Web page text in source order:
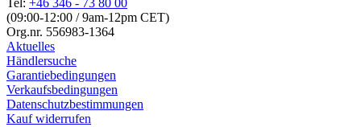
Tel: +46 346 - 73 80 00
(09:00-12:00 / 9am-12pm CET)
Org.nr. 556983-1364
Aktuelles
Händlersuche
Garantiebedingungen
Verkaufsbedingungen
Datenschutzbestimmungen
Kauf widerrufen